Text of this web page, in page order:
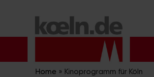
Inhalt
Home » Kinoprogramm für Köln